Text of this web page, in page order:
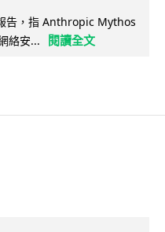
告，指 Anthropic Mythos
絡安...
閱讀全文